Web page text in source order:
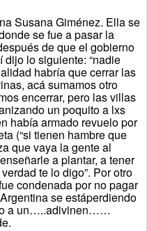
Susana Giménez. Ella se
se fue a pasar la
de que el gobierno
lo siguiente: “nadie
habría que cerrar las
acá sumamos otro
encerrar, pero las villas
un poquito a lxs
había armado revuelo por
(“si tienen hambre que
que vaya la gente al
a plantar, a tener
te lo digo”. Por otro
condenada por no pagar
se estáperdiendo
a un…..adivinen……